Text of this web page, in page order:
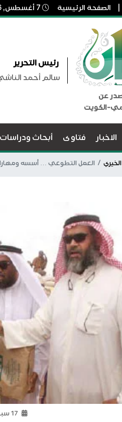
الصفحة الرئيسية
عن
الكويت
رئيس التحرير
سالم أحمد
الاخبار فتاوى أبحاث ودراسات
العمل التطوعي … أسسه ومهاراته (3/10) أثر العمل التطوعي على